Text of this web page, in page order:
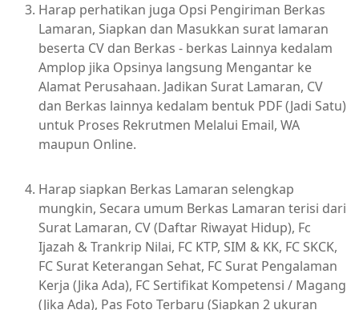
Harap perhatikan juga Opsi Pengiriman Berkas
Lamaran, Siapkan dan Masukkan surat lamaran
beserta CV dan Berkas - berkas Lainnya kedalam
Amplop jika Opsinya langsung Mengantar ke
Alamat Perusahaan. Jadikan Surat Lamaran, CV
dan Berkas lainnya kedalam bentuk PDF (Jadi Satu)
untuk Proses Rekrutmen Melalui Email, WA
maupun Online.
Harap siapkan Berkas Lamaran selengkap
mungkin, Secara umum Berkas Lamaran terisi dari
Surat Lamaran, CV (Daftar Riwayat Hidup), Fc
Ijazah & Trankrip Nilai, FC KTP, SIM & KK, FC SKCK,
FC Surat Keterangan Sehat, FC Surat Pengalaman
Kerja (Jika Ada), FC Sertifikat Kompetensi / Magang
(Jika Ada), Pas Foto Terbaru (Siapkan 2 ukuran